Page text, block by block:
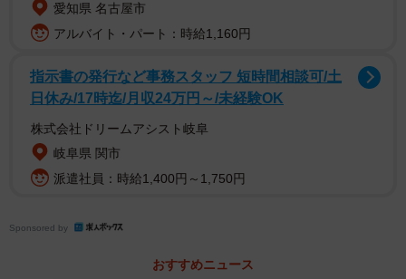
を抱えており、乾燥機を使うようになったと言いました。
これを聞いたAさんは「これだけのために洗濯機買い替えな
んてできない！」と途方に暮れてしまいます。
使用以外にないのでしょうか。無人の衣料品販売店
『RELOOP STORE』を全国展開する、株式会社UPBEAR
の代表取締役・中谷駿志さんに話を聞きました。
真夏の洗濯物干しのおすすめは「陰干し」「裏返
愛知県 名古屋市
アルバイト・パート：時給1,160円
指示書の発行など事務スタッフ 短時間相談可/土
日休み/17時迄/月収24万円～/未経験OK
株式会社ドリームアシスト岐阜
岐阜県 関市
派遣社員：時給1,400円～1,750円
Sponsored by
おすすめニュース